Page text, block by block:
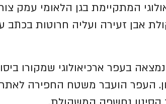
המתקיימת בגן הלאומי עמק
אבן זעירה ועליה חרוטות בכתב
בעפר ארכיאולוגי שמקורו
העפר הועבר משטח החפירה לאתר